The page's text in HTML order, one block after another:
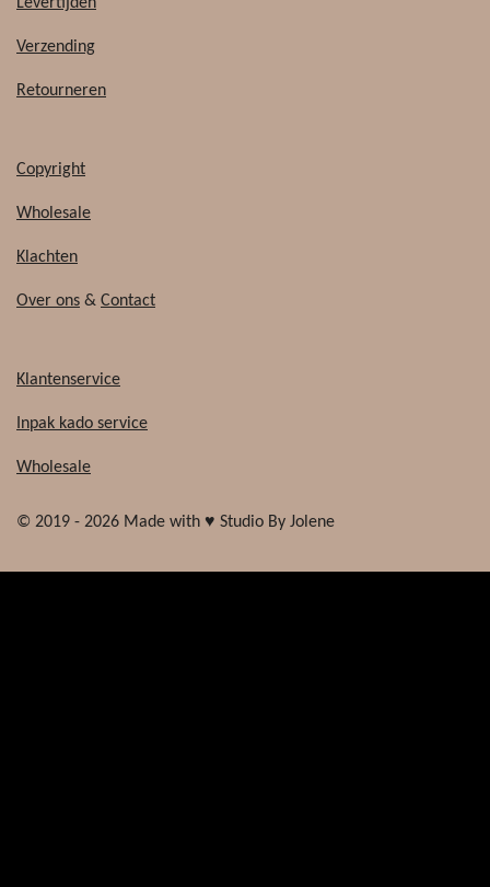
o
Verzending
Retourneren
Copyright
Wholesale
Klachten
Over ons & Contact
Klantenservice
Inpak kado service
Wholesale
© 2019 - 2026 Made with ♥ Studio By Jolene